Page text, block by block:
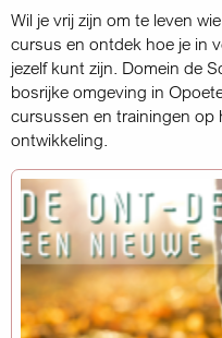
Wil je vrij zijn om te leven
cursus en ontdek hoe je in
jezelf kunt zijn. Domein de
bosrijke omgeving in
cursussen en trainingen op
ontwikkeling.